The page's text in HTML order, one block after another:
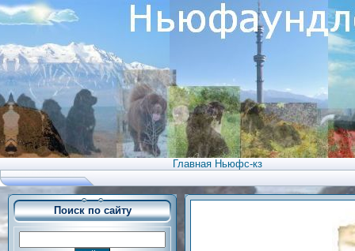
Главная Ньюфс-кз
Поиск по сайту